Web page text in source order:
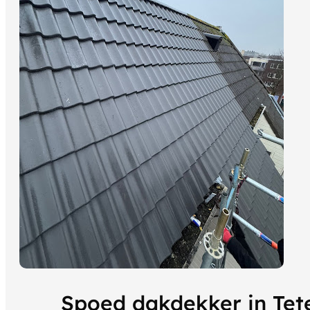
Spoed dakdekker in